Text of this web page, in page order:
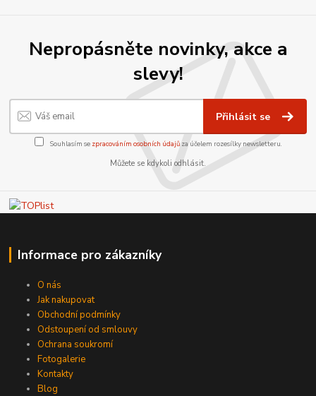
Nepropásněte novinky, akce a
slevy!
Přihlásit se
Souhlasím se zpracováním osobních údajůza účelem rozesílky newsletteru.
Můžete se kdykoli odhlásit.
Informace pro zákazníky
O nás
Jak nakupovat
Obchodní podmínky
Odstoupení od smlouvy
Ochrana soukromí
Fotogalerie
Kontakty
Blog